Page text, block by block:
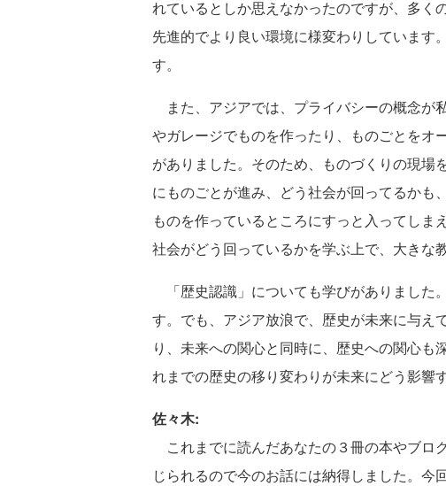
れているとしか思えなかったのですが、多く
先進的でより良い環境に様変わりしています
す。
また、アジアでは、プライバシーの概念が
やガレージでものを作ったり、ものごとをオ
がありました。そのため、ものづくりの現場
にものごとが進み、どう社会が回ってるか
ものを作っているところにすっと入ってしま
社会がどう回っているかを学ぶ上で、大きな
「歴史認識」についても学びがありました
す。でも、アジア放浪で、歴史が未来に与え
り、未来への関心と同時に、歴史への関心も
れまでの歴史の移り変わりが未来にどう影響
佐々木:
これまでに読んだあなたの３冊の本やブロ
じられるので今のお話には納得しました。